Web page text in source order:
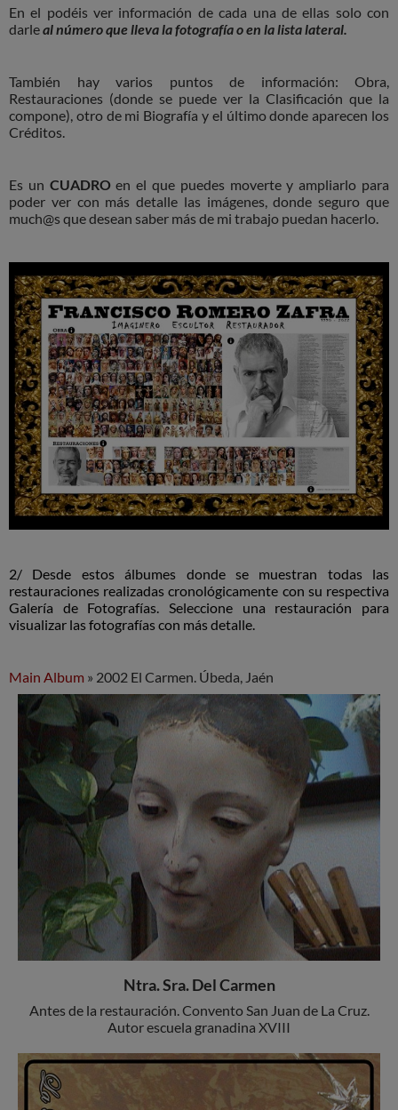
En el podéis ver información de cada una de ellas solo con
darleal número que lleva la fotografía o en la lista lateral.
También hay varios puntos de información: Obra,
Restauraciones (donde se puede ver la Clasificación que la
compone), otro de mi Biografía y el último donde aparecen los
Créditos.
Es un CUADROen el que puedes moverte y ampliarlo para
poder ver con más detalle las imágenes, donde seguro que
much@s que desean saber más de mi trabajo puedan hacerlo.
2/ Desde estos álbumes donde se muestran todas las
restauraciones realizadas cronológicamente con su respectiva
Galería de Fotografías. Seleccione una restauración para
visualizar las fotografías con más detalle.
Main Album » 2002 El Carmen. Úbeda, Jaén
Ntra. Sra. Del Carmen
Antes de la restauración. Convento San Juan de La Cruz.
Autor escuela granadina XVIII